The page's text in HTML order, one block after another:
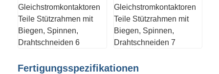
Fertigungsspezifikationen